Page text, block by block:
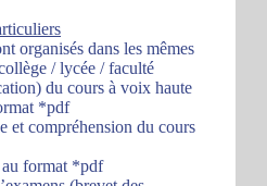
organisés dans les mêmes
/ lycée / faculté
du cours à voix haute
*pdf
et compréhension du cours
format *pdf